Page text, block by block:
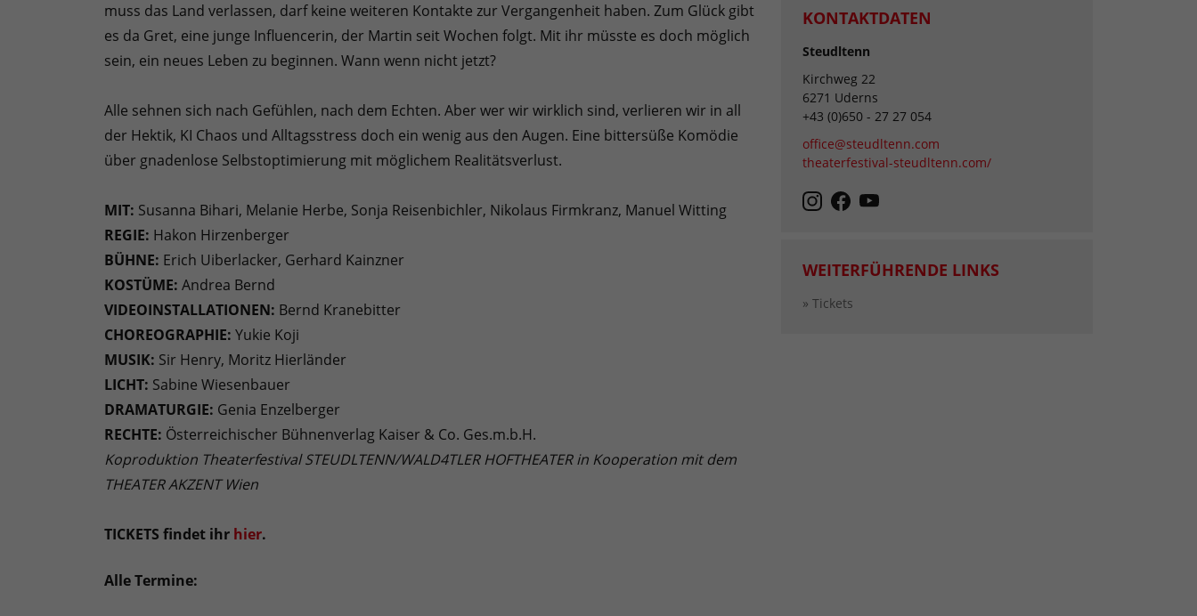
muss das Land verlassen, darf keine weiteren Kontakte zur Vergangenheit haben. Zum Glück gibt
es da Gret, eine junge Influencerin, der Martin seit Wochen folgt. Mit ihr müsste es doch möglich
sein, ein neues Leben zu beginnen. Wann wenn nicht jetzt?
Alle sehnen sich nach Gefühlen, nach dem Echten. Aber wer wir wirklich sind, verlieren wir in all
der Hektik, KI Chaos und Alltagsstress doch ein wenig aus den Augen. Eine bittersüße Komödie
über gnadenlose Selbstoptimierung mit möglichem Realitätsverlust.
MIT: Susanna Bihari, Melanie Herbe, Sonja Reisenbichler, Nikolaus Firmkranz, Manuel Witting
REGIE: Hakon Hirzenberger
BÜHNE: Erich Uiberlacker, Gerhard Kainzner
KOSTÜME: Andrea Bernd
VIDEOINSTALLATIONEN: Bernd Kranebitter
CHOREOGRAPHIE: Yukie Koji
MUSIK: Sir Henry, Moritz Hierländer
LICHT: Sabine Wiesenbauer
DRAMATURGIE: Genia Enzelberger
RECHTE: Österreichischer Bühnenverlag Kaiser & Co. Ges.m.b.H.
Koproduktion Theaterfestival STEUDLTENN/WALD4TLER HOFTHEATER in Kooperation mit dem
THEATER AKZENT Wien
TICKETS findet ihr hier.
Alle Termine:
KONTAKTDATEN
Steudltenn
Kirchweg 22
6271 Uderns
+43 (0)650 - 27 27 054
office@steudltenn.com
theaterfestival-steudltenn.com/
WEITERFÜHRENDE LINKS
» Tickets